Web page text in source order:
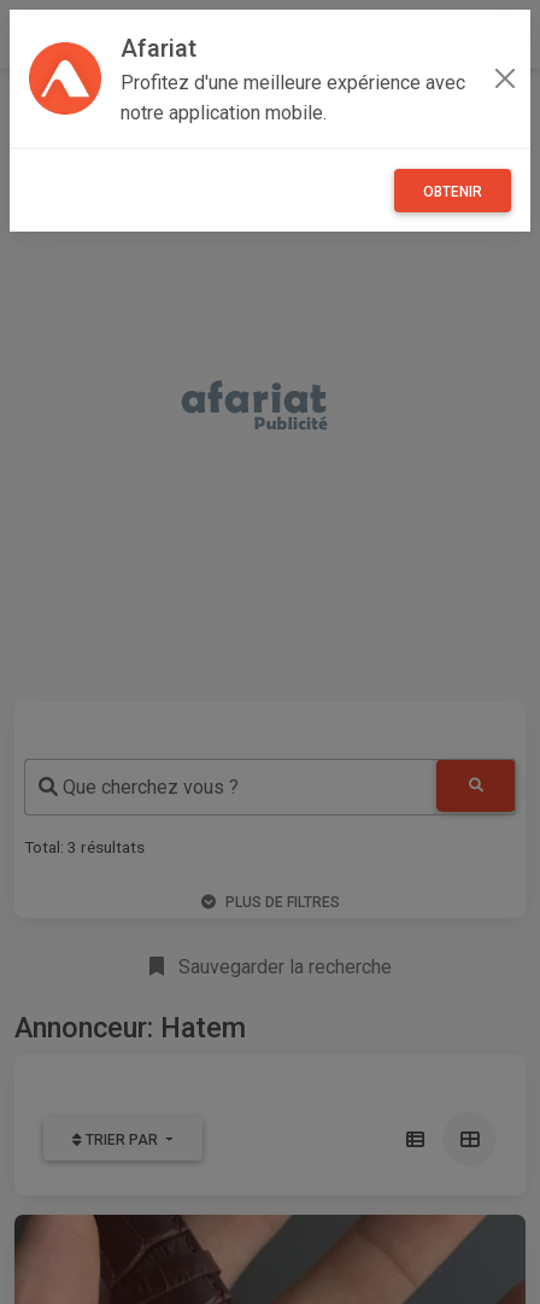
Afariat
Profitez d'une meilleure expérience avec
notre application mobile.
OBTENIR
Accueil Annonceur Hatem
Que cherchez vous ?
Total: 3 résultats
PLUS DE FILTRES
Sauvegarder la recherche
Annonceur: Hatem
TRIER PAR